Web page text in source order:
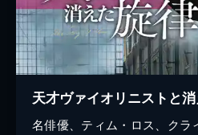
天才ヴァイオリニストと
名俳優、ティム・ロス、クラ